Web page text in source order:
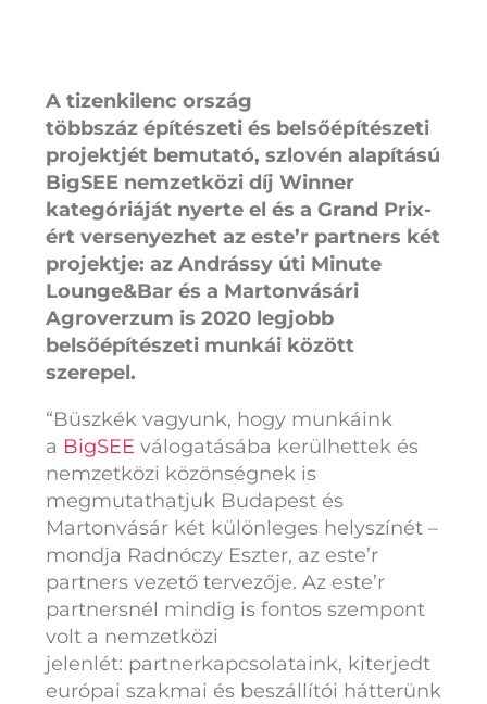
A tizenkilenc ország
többszáz építészeti és belsőépítészeti
projektjét bemutató, szlovén alapítású
BigSEE nemzetközi díj Winner
kategóriáját nyerte el és a Grand Prix-
ért versenyezhet az este’r partners két
projektje: az Andrássy úti Minute
Lounge&Bar és a Martonvásári
Agroverzum is 2020 legjobb
belsőépítészeti munkái között
szerepel.
“Büszkék vagyunk, hogy munkáink
a BigSEE válogatásába kerülhettek és
nemzetközi közönségnek is
megmutathatjuk Budapest és
Martonvásár két különleges helyszínét –
mondja Radnóczy Eszter, az este’r
partners vezető tervezője. Az este’r
partnersnél mindig is fontos szempont
volt a nemzetközi
jelenlét: partnerkapcsolataink, kiterjedt
európai szakmai és beszállítói hátterünk